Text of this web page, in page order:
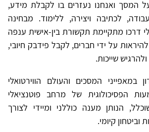
המסך ואנחנו נעזרים בו לקבלת מידע,
לכתיבה ויצירה, ללימוד. מבחינה
דרכו מתקיימת תקשורת בין-אישית ענפה
על ידי חברים, לקבל פידבק חיובי,
שייכות.
במאפייני המסכים והעולם הווירטואלי
הפסיכולוגית של מרחב פוטנציאלי
הנותן מענה כוללני ומיידי לצורך
וביטחון קיומי.